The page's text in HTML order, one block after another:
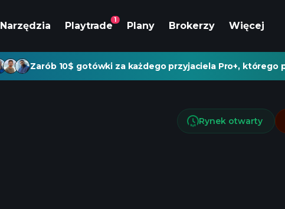
Narzędzia Playtrade
1
Plany Brokerzy Więcej
Zarób 10$ gotówki za każdego przyjaciela Pro+, którego
Rynek otwarty